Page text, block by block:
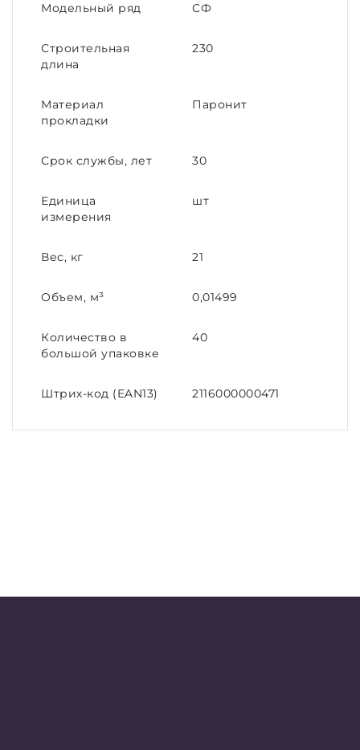
Модельный ряд СФ
Строительная
длина
230
Материал
прокладки
Паронит
Срок службы, лет 30
Единица
измерения
шт
Вес, кг 21
Объем, м³ 0,01499
Количество в
большой упаковке
40
Штрих-код (EAN13) 2116000000471